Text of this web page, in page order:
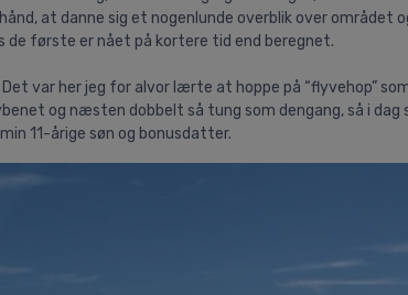
at danne sig et nogenlunde overblik over området
de første er nået på kortere tid end beregnet.
var her jeg for alvor lærte at hoppe på “flyvehop”
og næsten dobbelt så tung som dengang, så i dag
11-årige søn og bonusdatter.